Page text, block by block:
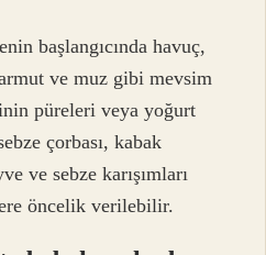
başlangıcında havuç,
ve muz gibi mevsim
püreleri veya yoğurt
çorbası, kabak
ve sebze karışımları
öncelik verilebilir.